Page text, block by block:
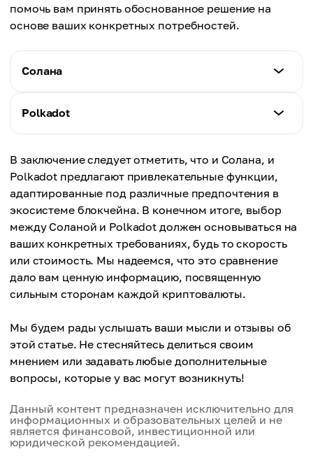
помочь вам принять обоснованное решение на
основе ваших конкретных потребностей.
Солана
Скорость транзакций
Комиссии
Обычно менее 0,01 $
Масштабируемость
Высокая пропускная способность с
одноцепочечной конструкцией
Взаимодействие
Ограниченная собственная поддержка кросс-
Proof of History (PoH) + Proof of Stake (PoS)
Управление
Менее децентрализованный, в основном
управляемый валидатором
Polkadot
Около 1000 TPS
Комиссии
Масштабируемость
Масштабируется с дополнительными
парачейнами
Взаимодействие
Сильный, с бесшовной кросс-цепной
коммуникацией
Номинированное доказательство доли (nPoS)
Управление
В заключение следует отметить, что и Солана, и
Polkadot предлагают привлекательные функции,
адаптированные под различные предпочтения в
экосистеме блокчейна. В конечном итоге, выбор
между Соланой и Polkadot должен основываться на
ваших конкретных требованиях, будь то скорость
или стоимость. Мы надеемся, что это сравнение
дало вам ценную информацию, посвященную
сильным сторонам каждой криптовалюты.
Мы будем рады услышать ваши мысли и отзывы об
этой статье. Не стесняйтесь делиться своим
мнением или задавать любые дополнительные
вопросы, которые у вас могут возникнуть!
Данный контент предназначен исключительно для
информационных и образовательных целей и не
является финансовой, инвестиционной или
юридической рекомендацией.